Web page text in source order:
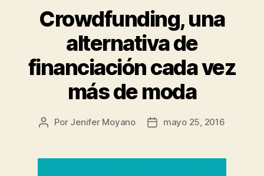
Crowdfunding, una
alternativa de
financiación cada vez
más de moda
Autor
entrada
Por Jenifer Moyano
Fecha
entrada
mayo 25, 2016